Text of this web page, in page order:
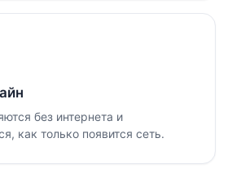
без интернета и
как только появится сеть.